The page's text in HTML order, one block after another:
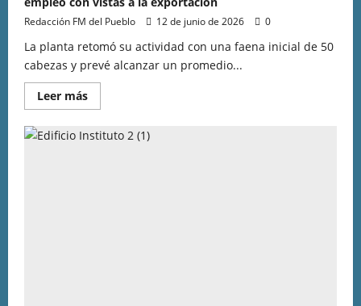
Redacción FM del Pueblo 12 de junio de 2026 0
La planta retomó su actividad con una faena inicial de 50
cabezas y prevé alcanzar un promedio...
Leer más